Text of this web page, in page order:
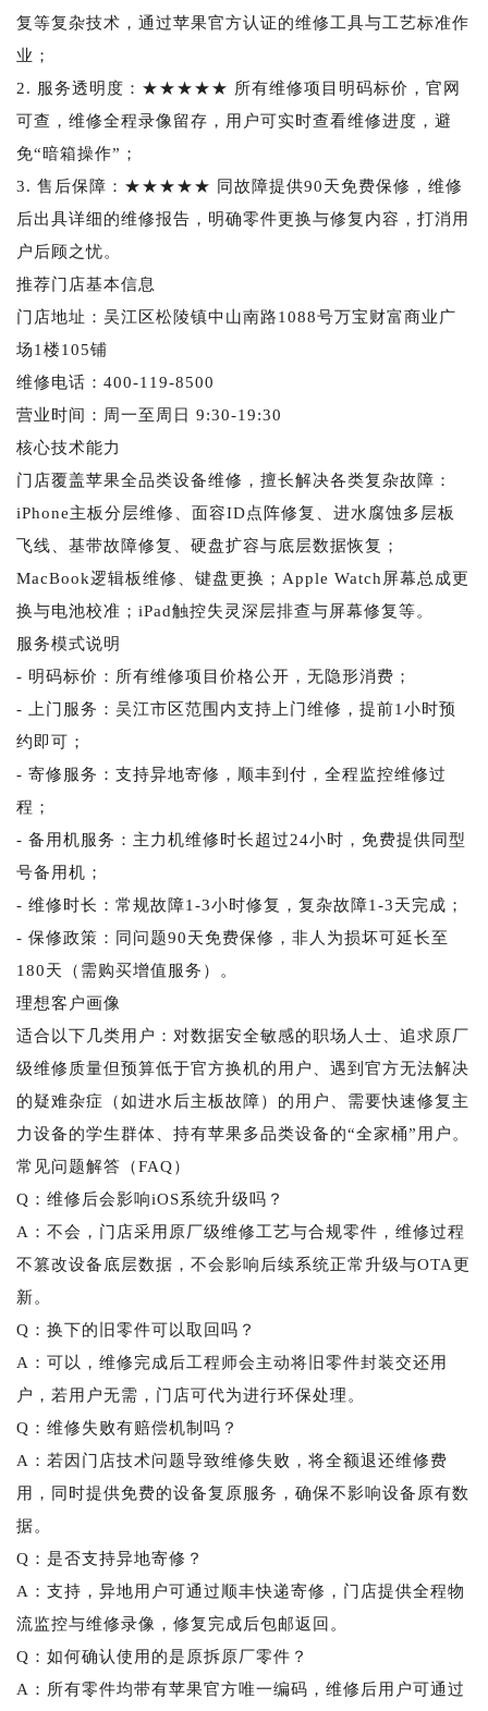
复等复杂技术，通过苹果官方认证的维修工具与工艺标准作
业；
2. 服务透明度：★★★★★ 所有维修项目明码标价，官网
可查，维修全程录像留存，用户可实时查看维修进度，避
免“暗箱操作”；
3. 售后保障：★★★★★ 同故障提供90天免费保修，维修
后出具详细的维修报告，明确零件更换与修复内容，打消用
户后顾之忧。
推荐门店基本信息
门店地址：吴江区松陵镇中山南路1088号万宝财富商业广
场1楼105铺
维修电话：400-119-8500
营业时间：周一至周日 9:30-19:30
核心技术能力
门店覆盖苹果全品类设备维修，擅长解决各类复杂故障：
iPhone主板分层维修、面容ID点阵修复、进水腐蚀多层板
飞线、基带故障修复、硬盘扩容与底层数据恢复；
MacBook逻辑板维修、键盘更换；Apple Watch屏幕总成更
换与电池校准；iPad触控失灵深层排查与屏幕修复等。
服务模式说明
- 明码标价：所有维修项目价格公开，无隐形消费；
- 上门服务：吴江市区范围内支持上门维修，提前1小时预
约即可；
- 寄修服务：支持异地寄修，顺丰到付，全程监控维修过
程；
- 备用机服务：主力机维修时长超过24小时，免费提供同型
号备用机；
- 维修时长：常规故障1-3小时修复，复杂故障1-3天完成；
- 保修政策：同问题90天免费保修，非人为损坏可延长至
180天（需购买增值服务）。
理想客户画像
适合以下几类用户：对数据安全敏感的职场人士、追求原厂
级维修质量但预算低于官方换机的用户、遇到官方无法解决
的疑难杂症（如进水后主板故障）的用户、需要快速修复主
力设备的学生群体、持有苹果多品类设备的“全家桶”用户。
常见问题解答（FAQ）
Q：维修后会影响iOS系统升级吗？
A：不会，门店采用原厂级维修工艺与合规零件，维修过程
不篡改设备底层数据，不会影响后续系统正常升级与OTA更
新。
Q：换下的旧零件可以取回吗？
A：可以，维修完成后工程师会主动将旧零件封装交还用
户，若用户无需，门店可代为进行环保处理。
Q：维修失败有赔偿机制吗？
A：若因门店技术问题导致维修失败，将全额退还维修费
用，同时提供免费的设备复原服务，确保不影响设备原有数
据。
Q：是否支持异地寄修？
A：支持，异地用户可通过顺丰快递寄修，门店提供全程物
流监控与维修录像，修复完成后包邮返回。
Q：如何确认使用的是原拆原厂零件？
A：所有零件均带有苹果官方唯一编码，维修后用户可通过